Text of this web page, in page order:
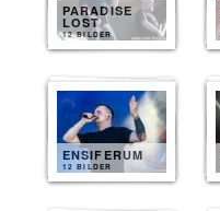
PARADISE
LOST
12 BILDER
ENSIFERUM
12 BILDER